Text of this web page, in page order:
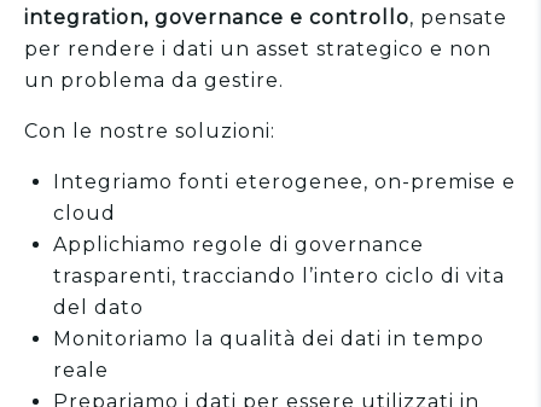
integration, governance e controllo, pensate
per rendere i dati un asset strategico e non
un problema da gestire.
Con le nostre soluzioni:
Integriamo fonti eterogenee, on-premise e
cloud
Applichiamo regole di governance
trasparenti, tracciando l’intero ciclo di vita
del dato
Monitoriamo la qualità dei dati in tempo
reale
Prepariamo i dati per essere utilizzati in